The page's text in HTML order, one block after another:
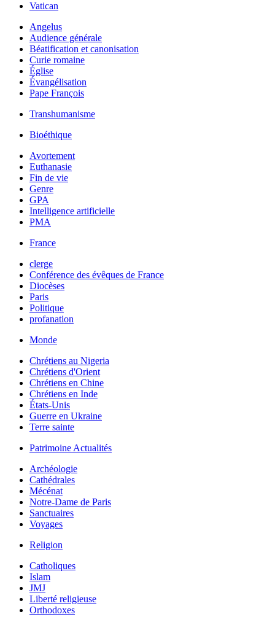
Vatican
Angelus
Audience générale
Béatification et canonisation
Curie romaine
Église
Évangélisation
Pape François
Transhumanisme
Bioéthique
Avortement
Euthanasie
Fin de vie
Genre
GPA
Intelligence artificielle
PMA
France
clerge
Conférence des évêques de France
Diocèses
Paris
Politique
profanation
Monde
Chrétiens au Nigeria
Chrétiens d'Orient
Chrétiens en Chine
Chrétiens en Inde
États-Unis
Guerre en Ukraine
Terre sainte
Patrimoine Actualités
Archéologie
Cathédrales
Mécénat
Notre-Dame de Paris
Sanctuaires
Voyages
Religion
Catholiques
Islam
JMJ
Liberté religieuse
Orthodoxes